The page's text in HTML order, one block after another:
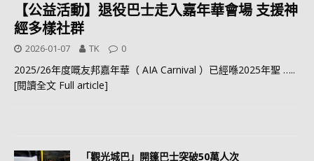
【公益活動】退役巴士走入嘉年華會場 支援神
經多樣社群
2026-01-07 TK 0
2025/26年度嘅友邦嘉年華（ AIA Carnival ）已經喺2025年聖 …..
[閱讀全文 Full article]
「觀光城巴」開篷巴士突破50萬人次